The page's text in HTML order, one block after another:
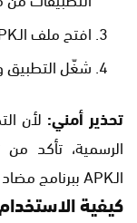
افتح ملف الـAPK واتبع تعليمات التثبيت.
شغّل التطبيق
تحذير أمني: لأن
الرسمية، تأكد
الـAPK ببرنامج مضاد للبرمجيات الخبيثة قبل التثبيت.
كيفية